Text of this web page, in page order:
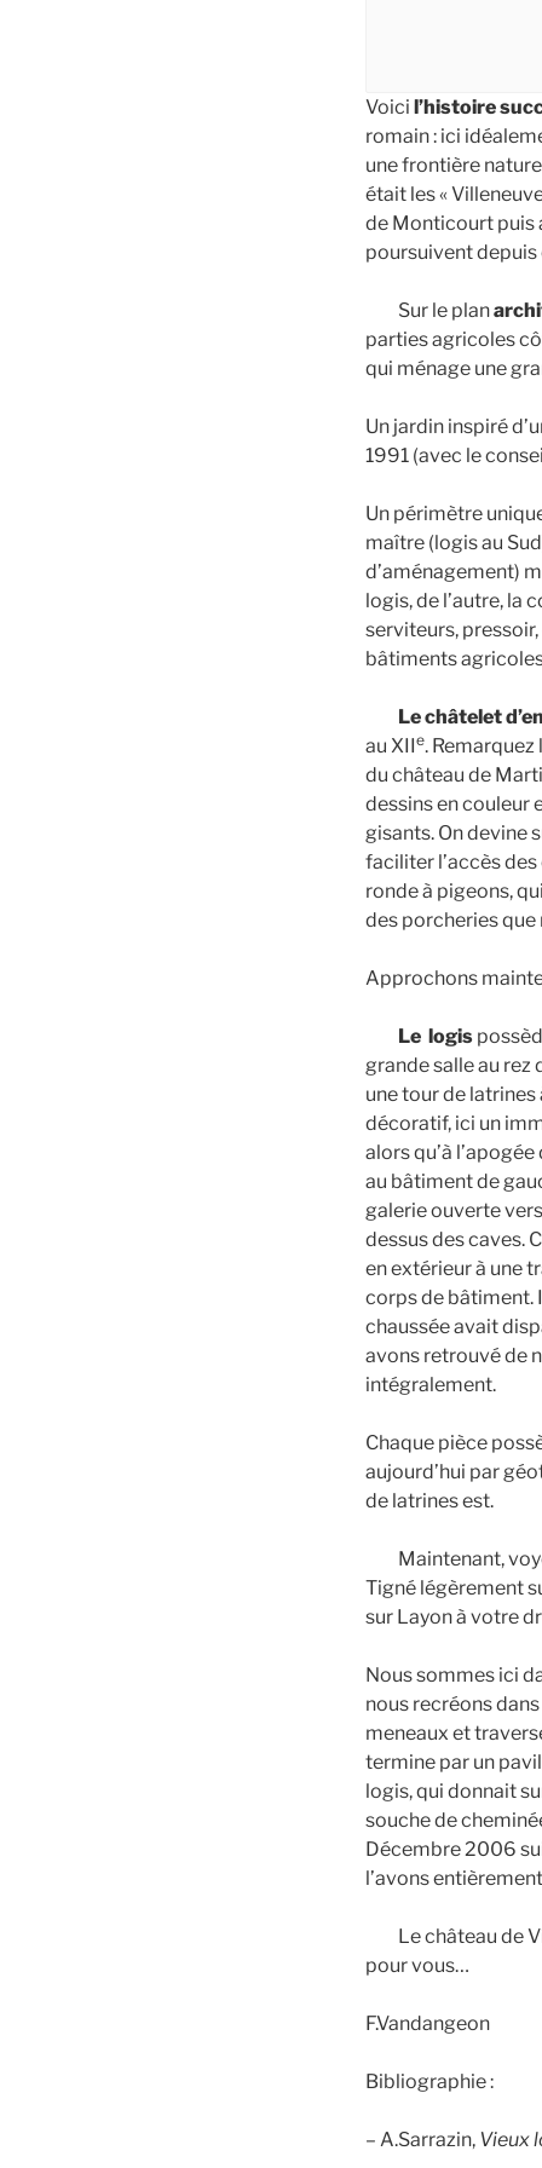
Voici l’histoire
romain : ici
une frontière
était les «
de Monticourt puis
poursuivent depuis
Sur le plan
parties agricoles
qui ménage une
Un jardin inspiré
1991 (avec le
Un périmètre
maître (logis au
d’aménagement)
logis, de l’autre, la
serviteurs,
bâtiments
Le châtelet
au XIIe.
du château de
dessins en couleur
gisants. On devine
faciliter l’accès
ronde à pigeons,
des porcheries que
Approchons
Le logis
grande salle au rez
une tour de latrines
décoratif, ici un
alors qu’à
au bâtiment de
galerie ouverte
dessus des caves.
en extérieur à une
corps de bâtiment.
chaussée avait
avons retrouvé de
intégralement.
Chaque pièce
aujourd’hui par
de latrines est.
Maintenant,
Tigné légèrement
sur Layon à votre
Nous sommes ici
nous recréons
meneaux et
termine par un
logis, qui donnait
souche de
Décembre 2006
l’avons
Le château de
pour vous…
F.Vandangeon
Bibliographie :
– A.Sarrazin, Vieux